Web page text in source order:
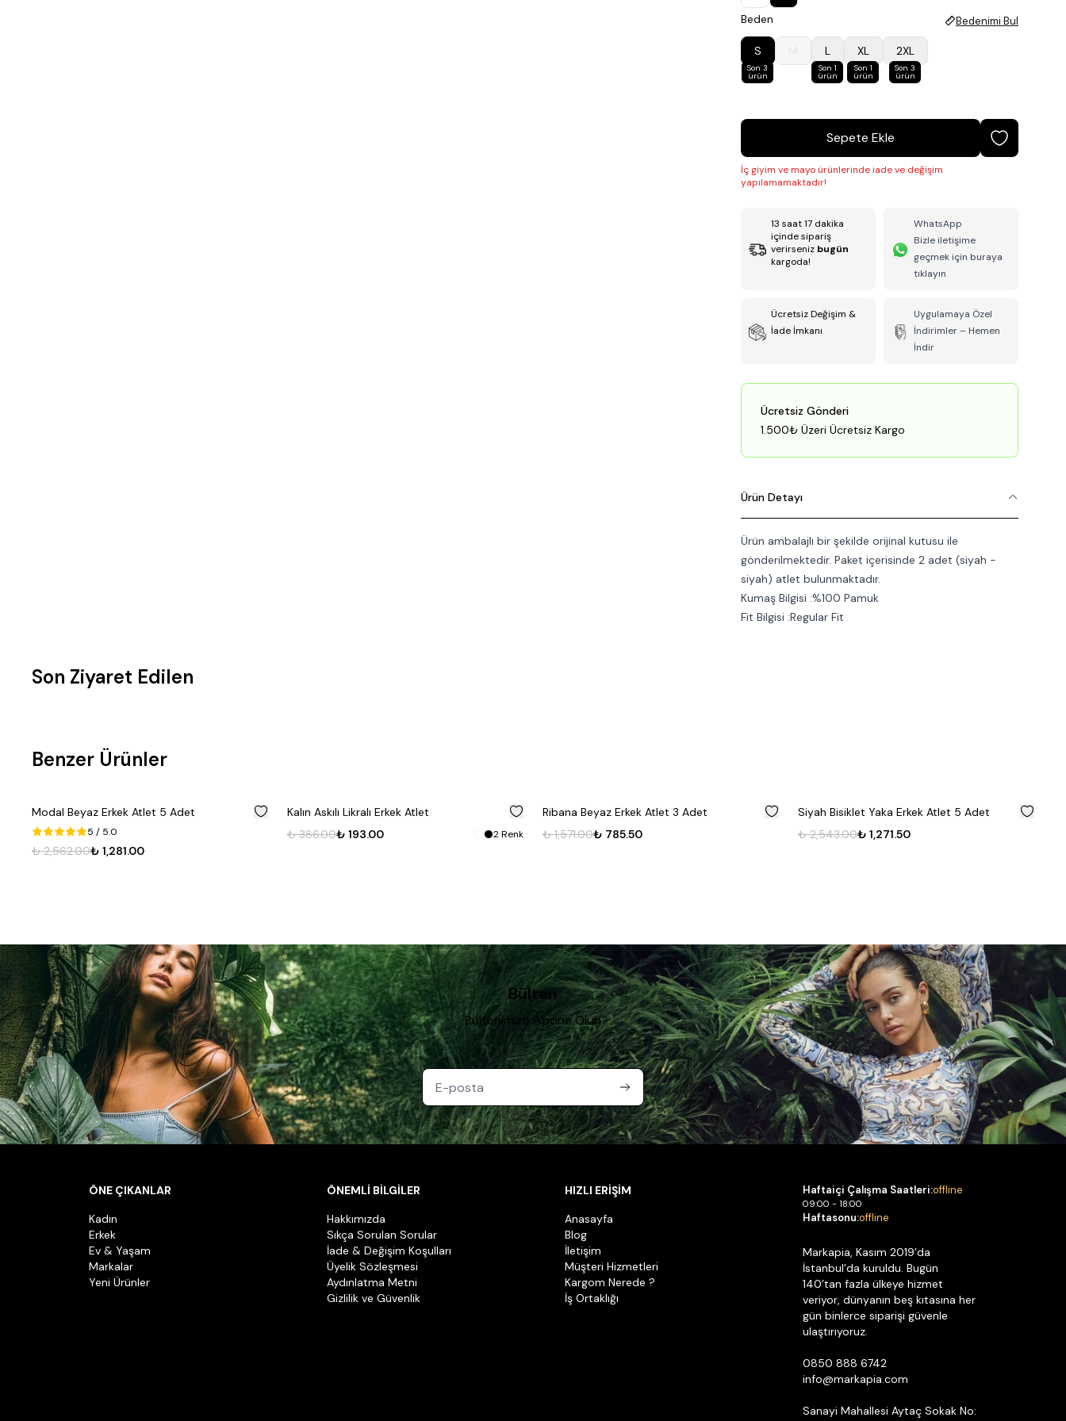
Beden Bedenimi Bul
S
Son 3
ürün
L
Son 1
ürün
XL
Son 1
ürün
2XL
Son 3
ürün
Sepete Ekle
İç giyim ve mayo ürünlerinde iade ve değişim
yapılamamaktadır!
13 saat 17dakika
içinde sipariş
verirseniz bugün
kargoda!
WhatsApp
Bizle iletişime
geçmek için buraya
tıklayın
Ücretsiz Değişim &
İade İmkanı
Uygulamaya Özel
İndirimler – Hemen
İndir
Ücretsiz Gönderi
1.500₺ Üzeri Ücretsiz Kargo
Ürün Detayı
Ürün ambalajlı bir şekilde orijinal kutusu ile
gönderilmektedir. Paket içerisinde 2 adet (siyah -
siyah) atlet bulunmaktadır.
Kumaş Bilgisi :%100 Pamuk
Fit Bilgisi :Regular Fit
Son Ziyaret Edilen
Benzer Ürünler
50
Modal Beyaz Erkek Atlet 5 Adet
5 / 5.0
₺ 2,562.00₺ 1,281.00
50
Kalın Askılı Likralı Erkek Atlet
₺ 386.00₺ 193.00 2Renk
50
Ribana Beyaz Erkek Atlet 3 Adet
₺ 1,571.00₺ 785.50
50
Siyah Bisiklet Yaka Erkek Atlet 5 Adet
₺ 2,543.00₺ 1,271.50
Bülten
Bültenimize Abone Olun
ÖNE ÇIKANLAR
Kadın
Erkek
Ev & Yaşam
Markalar
Yeni Ürünler
ÖNEMLİ BİLGİLER
Hakkımızda
Sıkça Sorulan Sorular
İade & Değişim Koşulları
Üyelik Sözleşmesi
Aydınlatma Metni
Gizlilik ve Güvenlik
HIZLI ERİŞİM
Anasayfa
Blog
İletişim
Müşteri Hizmetleri
Kargom Nerede ?
İş Ortaklığı
Haftaiçi Çalışma Saatleri:offline
09:00 - 18:00
Haftasonu:offline
Markapia, Kasım 2019’da
İstanbul’da kuruldu. Bugün
140’tan fazla ülkeye hizmet
veriyor, dünyanın beş kıtasına her
gün binlerce siparişi güvenle
ulaştırıyoruz.
0850 888 6742
info@markapia.com
Sanayi Mahallesi Aytaç Sokak No: